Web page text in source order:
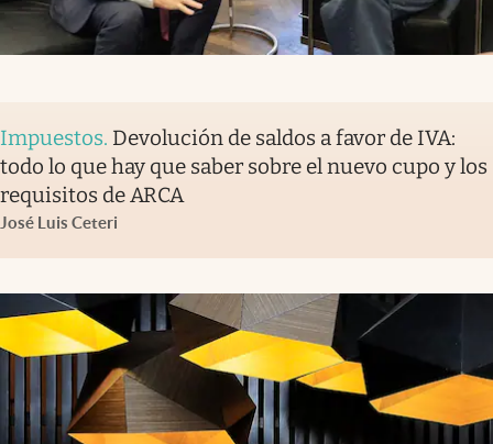
Impuestos. Devolución de saldos a favor de IVA:
todo lo que hay que saber sobre el nuevo cupo y los
requisitos de ARCA
José Luis Ceteri